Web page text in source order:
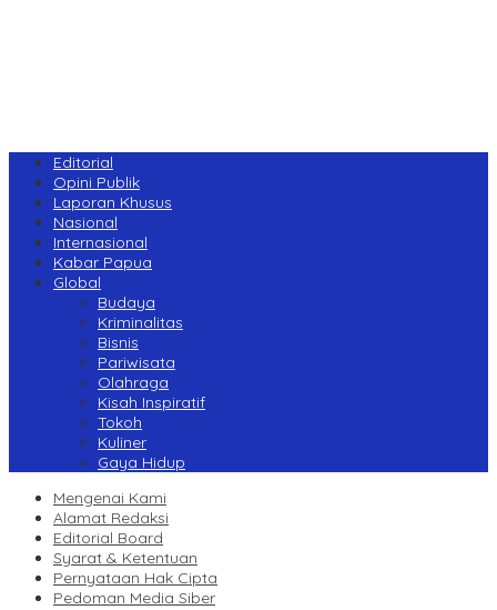
Editorial
Opini Publik
Laporan Khusus
Nasional
Internasional
Kabar Papua
Global
Budaya
Kriminalitas
Bisnis
Pariwisata
Olahraga
Kisah Inspiratif
Tokoh
Kuliner
Gaya Hidup
Mengenai Kami
Alamat Redaksi
Editorial Board
Syarat & Ketentuan
Pernyataan Hak Cipta
Pedoman Media Siber